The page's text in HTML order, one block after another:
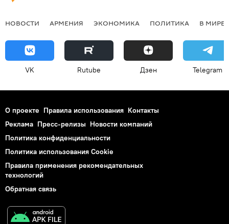
НОВОСТИ АРМЕНИЯ ЭКОНОМИКА ПОЛИТИКА В МИРЕ
VK Rutube Дзен Telegram
О проекте Правила использования Контакты
Реклама Пресс-релизы Новости компаний
Политика конфиденциальности
Политика использования Cookie
Правила применения рекомендательных
технологий
Обратная связь